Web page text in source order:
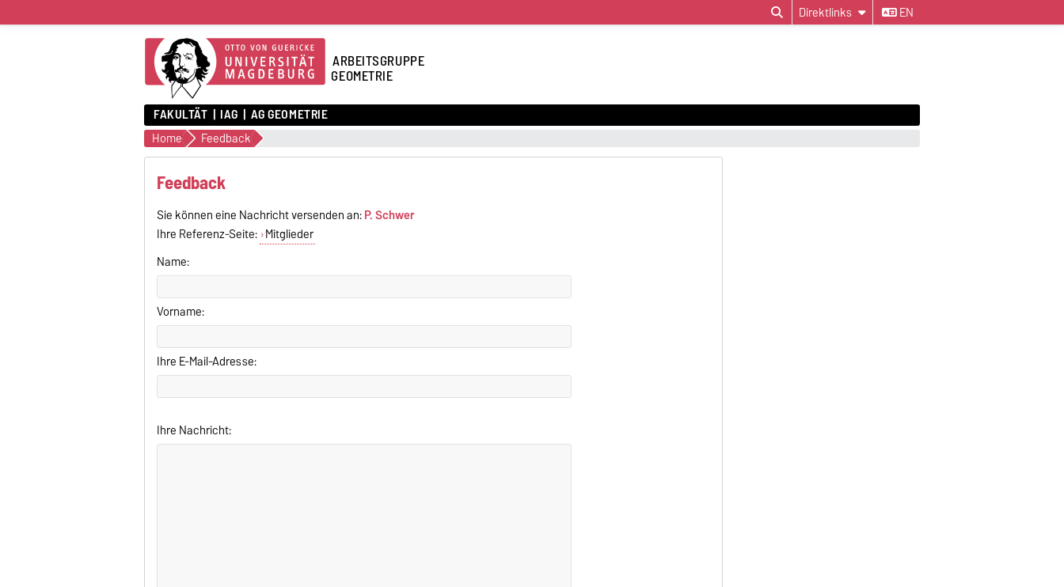
Direktlinks EN
ARBEITSGRUPPE
GEOMETRIE
FAKULTÄT IAG AG GEOMETRIE
Home Feedback
Feedback
Sie können eine Nachricht versenden an:P. Schwer
Ihre Referenz-Seite: Mitglieder
Name:
Vorname:
Ihre E-Mail-Adresse:
Ihre Nachricht: